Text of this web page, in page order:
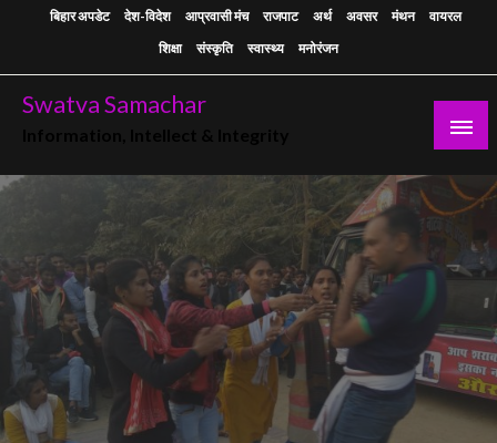
बिहार अपडेट देश-विदेश आप्रवासी मंच राजपाट अर्थ अवसर मंथन
वायरल
शिक्षा
संस्कृति स्वास्थ्य मनोरंजन
Swatva Samachar